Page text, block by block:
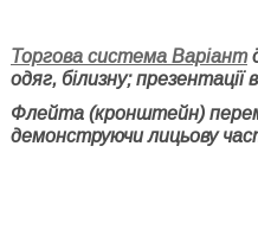
Торгова система Варіант
одяг, білизну;
Флейта (кронштейн)
демонструючи лицьову